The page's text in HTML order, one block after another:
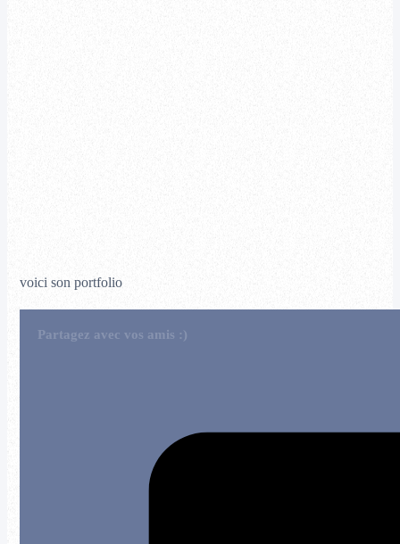
voici son portfolio
Partagez avec vos amis :)